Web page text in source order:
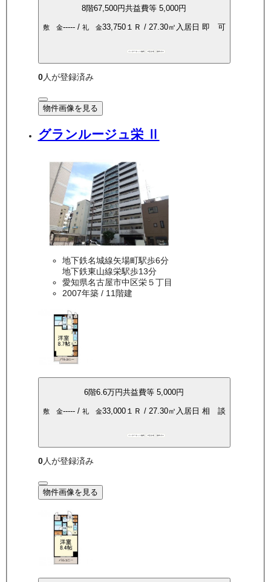
8階67,500円共益費等 5,000円
敷 金-----/ 礼 金33,750１Ｒ / 27.30㎡ 入居日 即 可
インターネット無料 P空き有 都市ガス
0人が登録済み
物件画像を見る
グランルージュ栄 Ⅱ
地下鉄名城線矢場町駅歩6分
地下鉄東山線栄駅歩13分
愛知県名古屋市中区栄５丁目
2007年築/ 11階建
6階6.6万円共益費等 5,000円
敷 金-----/ 礼 金33,000１Ｒ / 27.30㎡ 入居日 相 談
インターネット無料 P空き有 都市ガス
0人が登録済み
物件画像を見る